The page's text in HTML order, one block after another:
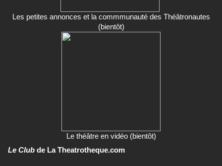
Les petites annonces et la commmunauté des Théâtronautes
(bientôt)
Le théâtre en vidéo (bientôt)
Le Club de La Theatrotheque.com